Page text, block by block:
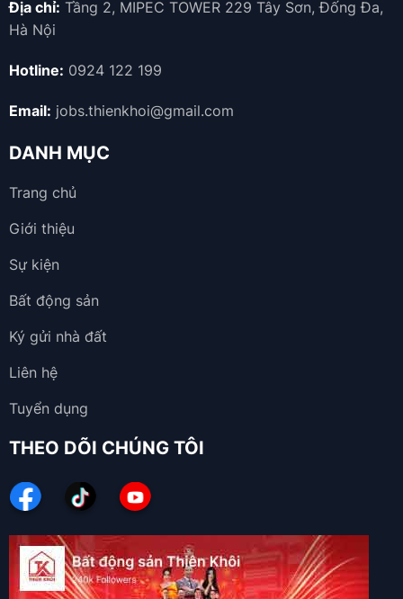
Địa chỉ: Tầng 2, MIPEC TOWER 229 Tây Sơn, Đống Đa,
Hà Nội
Hotline: 0924 122 199
Email: jobs.thienkhoi@gmail.com
DANH MỤC
Trang chủ
Giới thiệu
Sự kiện
Bất động sản
Ký gửi nhà đất
Liên hệ
Tuyển dụng
THEO DÕI CHÚNG TÔI